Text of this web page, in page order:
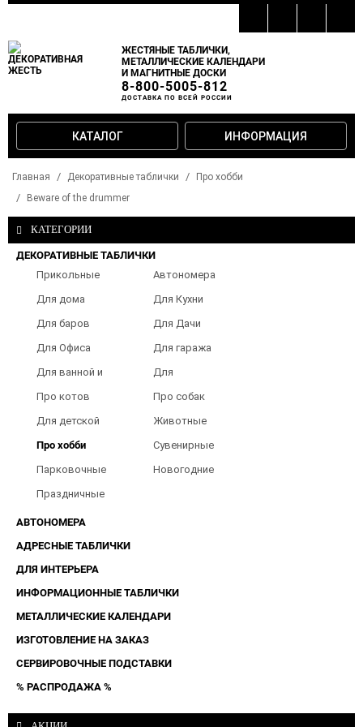
ЖЕСТЯНЫЕ ТАБЛИЧКИ,
МЕТАЛЛИЧЕСКИЕ КАЛЕНДАРИ
И МАГНИТНЫЕ ДОСКИ
8-800-5005-812
ДОСТАВКА ПО ВСЕЙ РОССИИ
КАТАЛОГ ИНФОРМАЦИЯ
Главная Декоративные таблички
Про хобби
Beware of the drummer
КАТЕГОРИИ
ДЕКОРАТИВНЫЕ ТАБЛИЧКИ
Прикольные
Автономера
Для дома
Для Кухни
Для баров
Для Дачи
Для Офиса
Для гаража
Для ванной и
Для
Про котов
Про собак
Для детской
Животные
Про хобби
Сувенирные
Парковочные
Новогодние
Праздничные
АВТОНОМЕРА
АДРЕСНЫЕ ТАБЛИЧКИ
ДЛЯ ИНТЕРЬЕРА
ИНФОРМАЦИОННЫЕ ТАБЛИЧКИ
МЕТАЛЛИЧЕСКИЕ КАЛЕНДАРИ
ИЗГОТОВЛЕНИЕ НА ЗАКАЗ
СЕРВИРОВОЧНЫЕ ПОДСТАВКИ
% РАСПРОДАЖА %